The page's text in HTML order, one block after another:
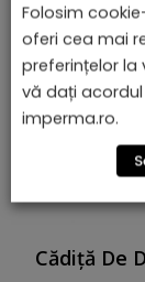
Cădiță De
Folosim
oferi cea mai
preferințelor la
vă dați
imperma.ro.